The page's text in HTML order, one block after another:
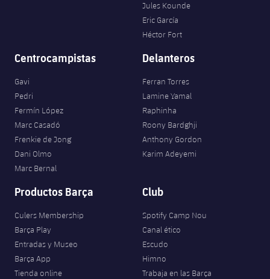
Jules Kounde
Eric García
Héctor Fort
Centrocampistas
Gavi
Pedri
Fermín López
Marc Casadó
Frenkie de Jong
Dani Olmo
Marc Bernal
Delanteros
Ferran Torres
Lamine Yamal
Raphinha
Roony Bardghji
Anthony Gordon
Karim Adeyemi
Productos Barça
Culers Membership
Barça Play
Entradas y Museo
Barça App
Tienda online
Club
Spotify Camp Nou
Canal ético
Escudo
Himno
Trabaja en las Barça